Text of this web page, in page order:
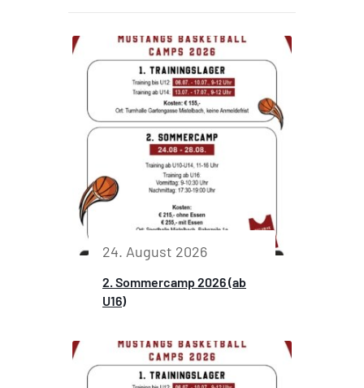
24. August 2026
2. Sommercamp 2026 (ab
U16)